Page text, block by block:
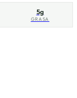
5g
GRASA